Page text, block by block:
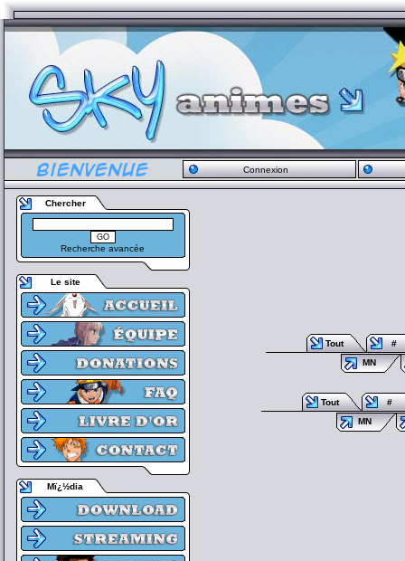
Connexion
Chercher
Recherche avancée
Le site
Mï¿½dia
Tout
#
MN
Tout
#
MN